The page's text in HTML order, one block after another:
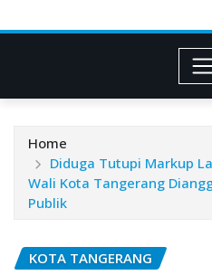
Home
Diduga Tutupi Markup
Wali Kota Tangerang
Publik
KOTA TANGERANG